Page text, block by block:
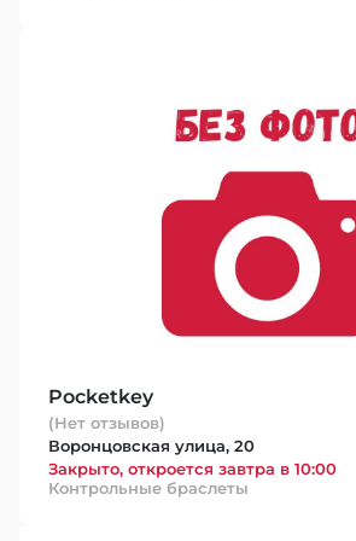
Pocketkey
(Нет отзывов)
Воронцовская улица, 20
Закрыто, откроется завтра в 10:00
Контрольные браслеты